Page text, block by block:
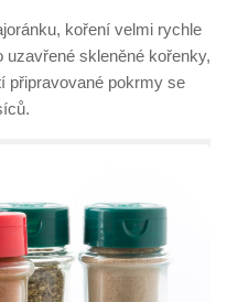
koření velmi rychle
skleněné kořenky,
připravované pokrmy se